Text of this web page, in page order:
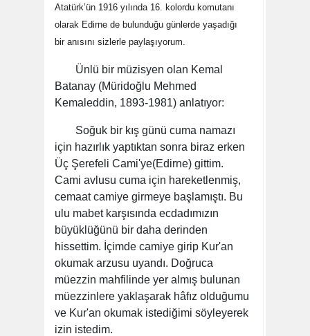
Atatürk’ün 1916 yılında 16. kolordu komutanı
olarak Edirne de bulunduğu günlerde yaşadığı
bir anısını sizlerle paylaşıyorum.
Ünlü bir müzisyen olan Kemal
Batanay (Müridoğlu Mehmed
Kemaleddin, 1893-1981) anlatıyor:
Soğuk bir kış günü cuma namazı
için hazırlık yaptıktan sonra biraz erken
Üç Şerefeli Cami'ye(Edirne) gittim.
Cami avlusu cuma için hareketlenmiş,
cemaat camiye girmeye başlamıştı. Bu
ulu mabet karşısında ecdadımızın
büyüklüğünü bir daha derinden
hissettim. İçimde camiye girip Kur'an
okumak arzusu uyandı. Doğruca
müezzin mahfilinde yer almış bulunan
müezzinlere yaklaşarak hâfız olduğumu
ve Kur'an okumak istediğimi söyleyerek
izin istedim.